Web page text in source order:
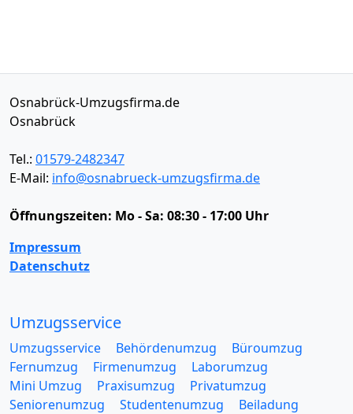
Osnabrück-Umzugsfirma.de
Osnabrück
Tel.: 01579-2482347
E-Mail: info@osnabrueck-umzugsfirma.de
Öffnungszeiten: Mo - Sa: 08:30 - 17:00 Uhr
Impressum
Datenschutz
Umzugsservice
Umzugsservice Behördenumzug
Büroumzug
Fernumzug
Firmenumzug
Laborumzug
Mini Umzug
Praxisumzug
Privatumzug
Seniorenumzug
Studentenumzug
Beiladung